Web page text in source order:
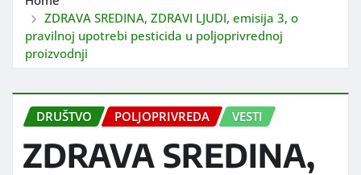
ZDRAVA SREDINA, ZDRAVI LJUDI, emisija 3, o
pravilnoj upotrebi pesticida u poljoprivrednoj
proizvodnji
DRUŠTVO POLJOPRIVREDA VESTI
ZDRAVA SREDINA,